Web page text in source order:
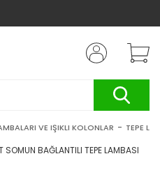
VE IŞIKLI KOLONLAR TEPE